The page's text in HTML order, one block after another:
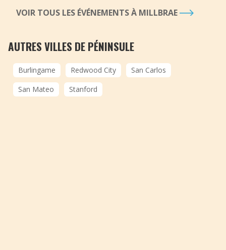
VOIR TOUS LES ÉVÉNEMENTS À MILLBRAE
AUTRES VILLES DE PÉNINSULE
Burlingame Redwood City
San Carlos
San Mateo
Stanford